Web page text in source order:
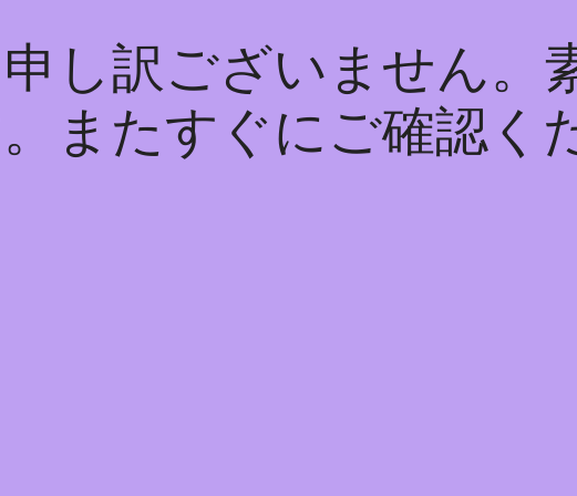
し訳ございません。
またすぐにご確認く